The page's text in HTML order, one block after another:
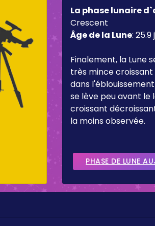
La phase lunaire
Crescent
Âge de la Lune: 25.9
Finalement, la Lune
très mince
dans
se lève peu avant le
croissant
la moins observée.
PHASE DE LUNE